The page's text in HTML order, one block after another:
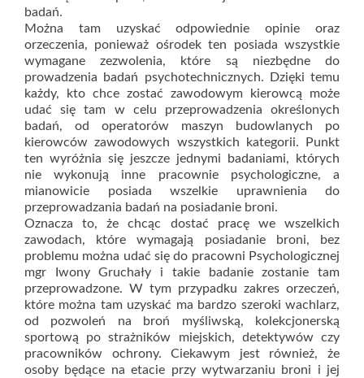
badań.
Można tam uzyskać odpowiednie opinie oraz
orzeczenia, ponieważ ośrodek ten posiada wszystkie
wymagane zezwolenia, które są niezbędne do
prowadzenia badań psychotechnicznych. Dzięki temu
każdy, kto chce zostać zawodowym kierowcą może
udać się tam w celu przeprowadzenia określonych
badań, od operatorów maszyn budowlanych po
kierowców zawodowych wszystkich kategorii. Punkt
ten wyróżnia się jeszcze jednymi badaniami, których
nie wykonują inne pracownie psychologiczne, a
mianowicie posiada wszelkie uprawnienia do
przeprowadzania badań na posiadanie broni.
Oznacza to, że chcąc dostać pracę we wszelkich
zawodach, które wymagają posiadanie broni, bez
problemu można udać się do pracowni Psychologicznej
mgr Iwony Gruchały i takie badanie zostanie tam
przeprowadzone. W tym przypadku zakres orzeczeń,
które można tam uzyskać ma bardzo szeroki wachlarz,
od pozwoleń na broń myśliwską, kolekcjonerską
sportową po strażników miejskich, detektywów czy
pracowników ochrony. Ciekawym jest również, że
osoby będące na etacie przy wytwarzaniu broni i jej